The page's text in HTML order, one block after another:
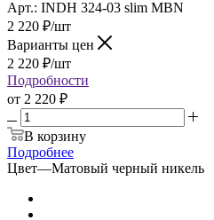
Арт.: INDH 324-03 slim MBN
2 220 ₽/шт
Варианты цен
2 220 ₽/шт
Подробности
от 2 220 ₽
В корзину
Подробнее
Цвет—Матовый черный никель